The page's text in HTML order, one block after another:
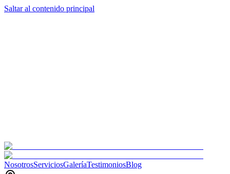
Saltar al contenido principal
NosotrosServiciosGaleríaTestimoniosBlog